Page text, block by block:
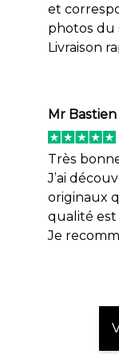
et
photos du
Livraison
Mr Bastien
Très
J’ai
originaux
qualité est
Je